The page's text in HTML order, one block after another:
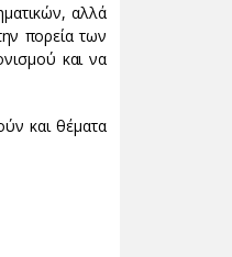
αλλά
πορεία των
και να
και θέματα